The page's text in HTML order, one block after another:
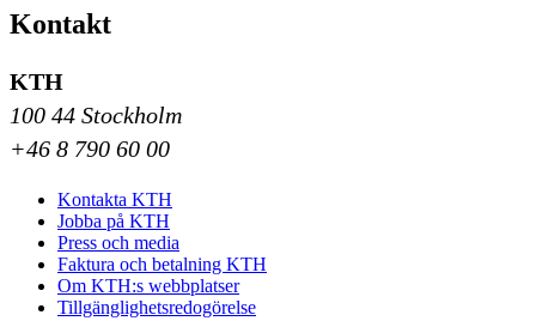
Kontakt
KTH
100 44 Stockholm
+46 8 790 60 00
Kontakta KTH
Jobba på KTH
Press och media
Faktura och betalning KTH
Om KTH:s webbplatser
Tillgänglighetsredogörelse